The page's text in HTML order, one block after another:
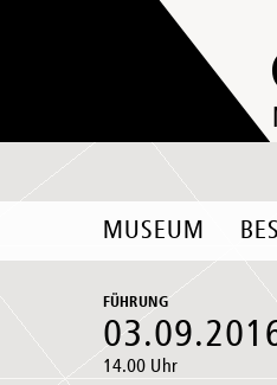
MUSEUM
FÜHRUNG
14.00 Uhr